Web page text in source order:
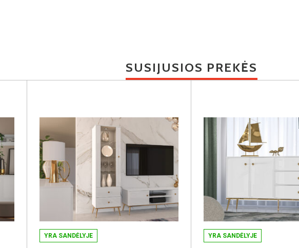
SUSIJUSIOS PREKĖS
YRA SANDĖLYJE YRA SANDĖLYJE